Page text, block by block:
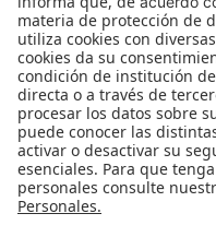
Medios y periodismo
Ciudad
Movilización social
¿Quiénes somos?
Podcasts